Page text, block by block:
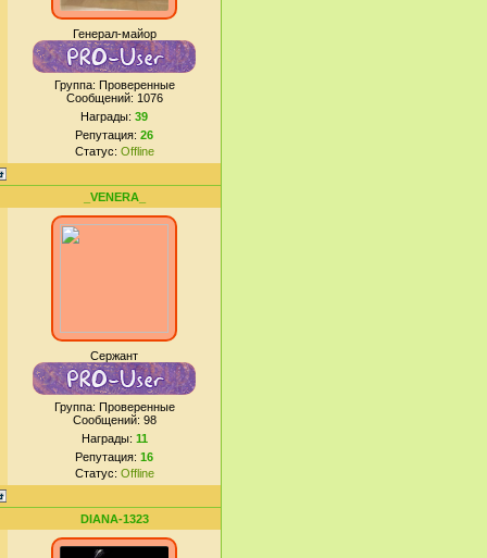
Генерал-майор
Группа: Проверенные
Сообщений: 1076
Награды: 39
Репутация: 26
Статус: Offline
_VENERA_
Сержант
Группа: Проверенные
Сообщений: 98
Награды: 11
Репутация: 16
Статус: Offline
DIANA-1323